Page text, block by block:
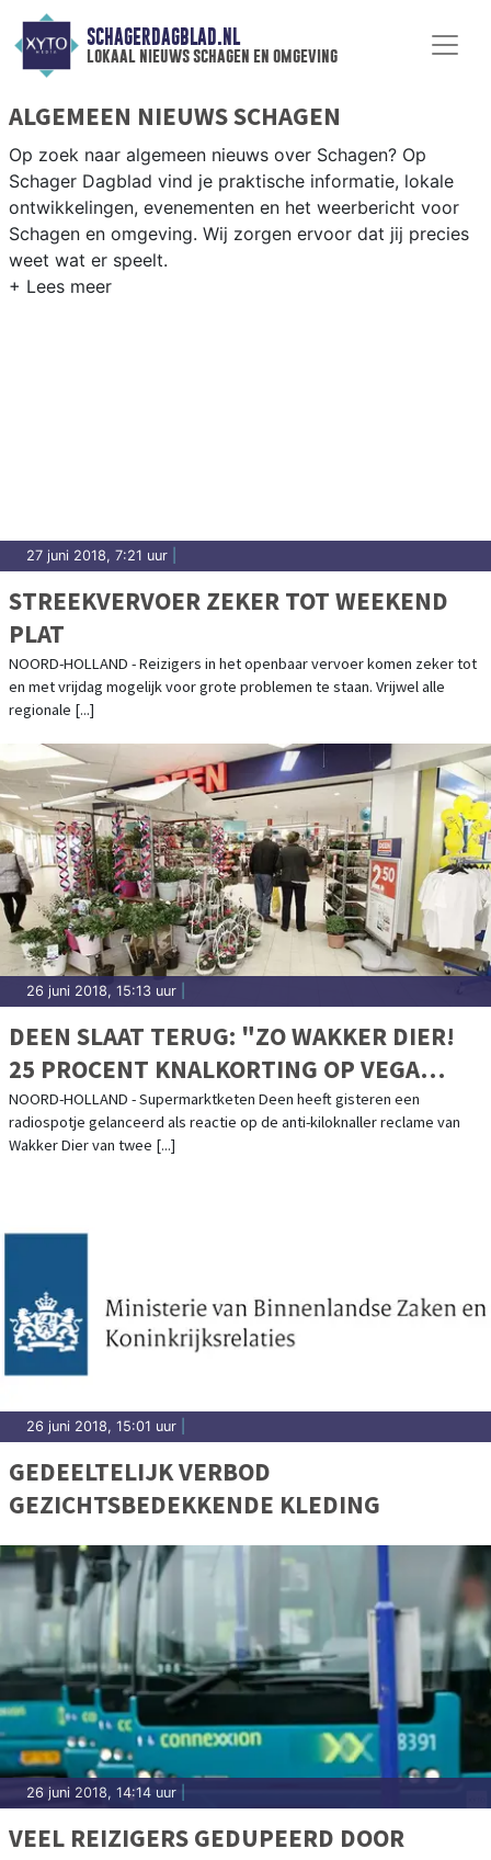
SCHAGERDAGBLAD.NL
lokaal nieuws schagen en omgeving
ALGEMEEN NIEUWS SCHAGEN
Op zoek naar algemeen nieuws over Schagen? Op
Schager Dagblad vind je praktische informatie, lokale
ontwikkelingen, evenementen en het weerbericht voor
Schagen en omgeving. Wij zorgen ervoor dat jij precies
weet wat er speelt.
27 juni 2018, 7:21 uur
STREEKVERVOER ZEKER TOT WEEKEND
PLAT
NOORD-HOLLAND - Reizigers in het openbaar vervoer komen zeker tot
en met vrijdag mogelijk voor grote problemen te staan. Vrijwel alle
regionale [...]
26 juni 2018, 15:13 uur
DEEN SLAAT TERUG: "ZO WAKKER DIER!
25 PROCENT KNALKORTING OP VEGA
VLEESVERVANGERS"
NOORD-HOLLAND - Supermarktketen Deen heeft gisteren een
radiospotje gelanceerd als reactie op de anti-kiloknaller reclame van
Wakker Dier van twee [...]
26 juni 2018, 15:01 uur
GEDEELTELIJK VERBOD
GEZICHTSBEDEKKENDE KLEDING
26 juni 2018, 14:14 uur
VEEL REIZIGERS GEDUPEERD DOOR